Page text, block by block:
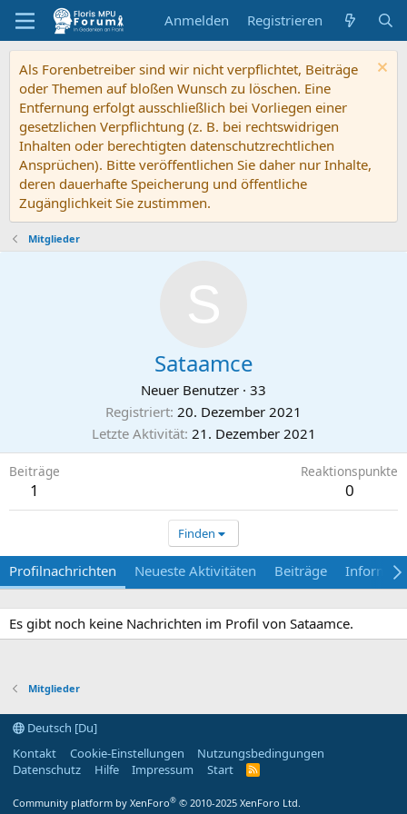
Anmelden Registrieren
Als Forenbetreiber sind wir nicht verpflichtet, Beiträge
oder Themen auf bloßen Wunsch zu löschen. Eine
Entfernung erfolgt ausschließlich bei Vorliegen einer
gesetzlichen Verpflichtung (z. B. bei rechtswidrigen
Inhalten oder berechtigten datenschutzrechtlichen
Ansprüchen). Bitte veröffentlichen Sie daher nur Inhalte,
deren dauerhafte Speicherung und öffentliche
Zugänglichkeit Sie zustimmen.
Mitglieder
S
Sataamce
Neuer Benutzer · 33
Registriert 20. Dezember 2021
Letzte Aktivität 21. Dezember 2021
Beiträge
1
Reaktionspunkte
0
Finden
Profilnachrichten Neueste Aktivitäten Beiträge
Es gibt noch keine Nachrichten im Profil von Sataamce.
Mitglieder
Deutsch [Du]
Kontakt
Cookie-Einstellungen
Nutzungsbedingungen
Datenschutz
Hilfe Impressum Start
R
Community platform by XenForo® © 2010-2025 XenForo Ltd.